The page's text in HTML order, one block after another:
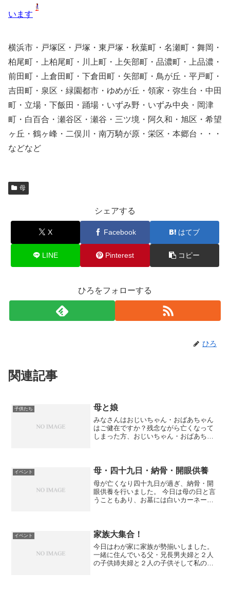
います
横浜市・戸塚区・戸塚・東戸塚・秋葉町・名瀬町・舞岡・
柏尾町・上柏尾町・川上町・上矢部町・品濃町・上品濃・
前田町・上倉田町・下倉田町・矢部町・鳥が丘・平戸町・
吉田町・泉区・緑園都市・ゆめが丘・領家・弥生台・中田
町・立場・下飯田・踊場・いずみ野・いずみ中央・岡津
町・白百合・瀬谷区・瀬谷・三ツ境・阿久和・旭区・希望
ヶ丘・鶴ヶ峰・二俣川・南万騎が原・栄区・本郷台・・・
などなど
母
シェアする
X Facebook はてブ
LINE Pinterest コピー
ひろをフォローする
ひろ
関連記事
子供たち 母と娘
みなさんはおじいちゃん・おばあちゃん
はご健在ですか？残念ながら亡くなって
しまった方、おじいちゃん・おばあちゃ
はおばあちゃんは覚えてい...
イベント 母・四十九日・納骨・開眼供養
母が亡くなり四十九日が過ぎ、納骨・開
眼供養を行いました。 今日は母の日と言
うこともあり、お墓には白いカーネーシ
前、母が家族や友...
イベント 家族大集合！
今日はわが家に家族が勢揃いしました。
一緒に住んでいる父・兄長男夫婦と２人
の子供姉夫婦と２人の子供そして私の家